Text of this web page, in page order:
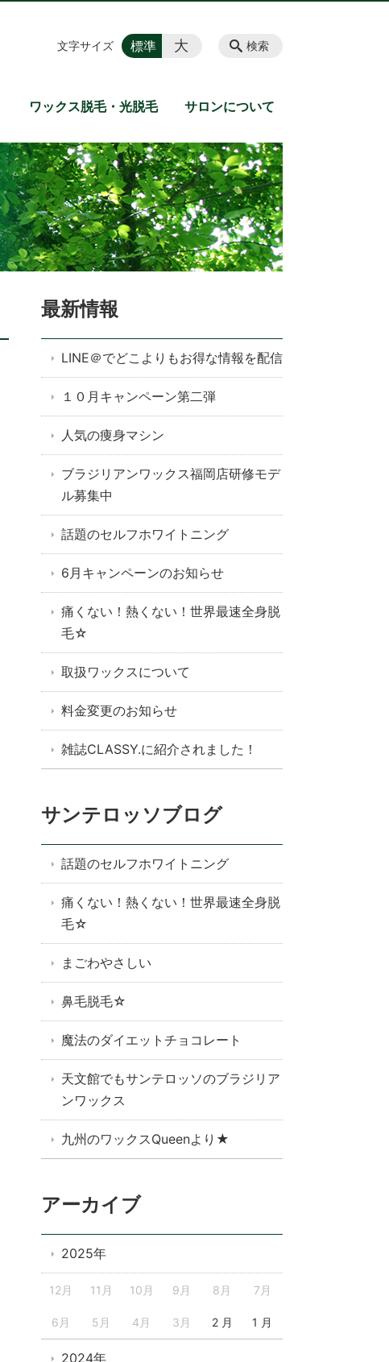
ワックス脱毛・光脱毛 サロンについて
検索
文字サイズ 標準 大
最新情報
LINE＠でどこよりもお得な情報を配信
１０月キャンペーン第二弾
人気の痩身マシン
ブラジリアンワックス福岡店研修モデ
ル募集中
話題のセルフホワイトニング
6月キャンペーンのお知らせ
痛くない！熱くない！世界最速全身脱
毛☆
取扱ワックスについて
料金変更のお知らせ
雑誌CLASSY.に紹介されました！
サンテロッソブログ
話題のセルフホワイトニング
痛くない！熱くない！世界最速全身脱
毛☆
まごわやさしい
鼻毛脱毛☆
魔法のダイエットチョコレート
天文館でもサンテロッソのブラジリア
ンワックス
九州のワックスQueenより★
アーカイブ
2025年
12月 11月 10月 9月 8月 7月
6月 5月 4月 3月 2 月 1 月
2024年